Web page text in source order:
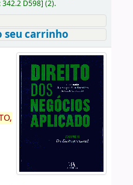
342.2 D598] (2).
seu carrinho